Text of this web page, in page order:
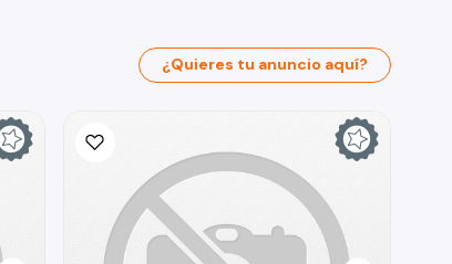
¿Quieres tu anuncio aquí?